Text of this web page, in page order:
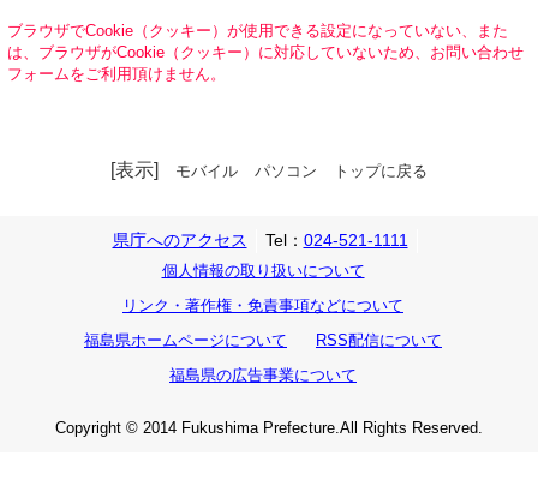
ブラウザでCookie（クッキー）が使用できる設定になっていない、また
は、ブラウザがCookie（クッキー）に対応していないため、お問い合わせ
フォームをご利用頂けません。
[表示] モバイル パソコン トップに戻る
県庁へのアクセス Tel： 024-521-1111
個人情報の取り扱いについて
リンク・著作権・免責事項などについて
福島県ホームページについて
RSS配信について
福島県の広告事業について
Copyright © 2014 Fukushima Prefecture.All Rights Reserved.